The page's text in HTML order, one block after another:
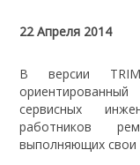
22 Апреля 2014
В версии TRIM
сервисных
работников
выполняющих свои